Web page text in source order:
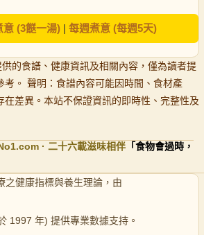
意 (3餸一湯)| 每週煮意 (每週5天)
的食譜、健康資訊及相關內容，僅為讀者提
考。 聲明：食譜內容可能因時間、食材產
在差異。本站不保證資訊的即時性、完整性及
.com · 二十六載滋味相伴 「食物會過時，
之健康指標與養生理論，由
1997 年) 提供專業數據支持。